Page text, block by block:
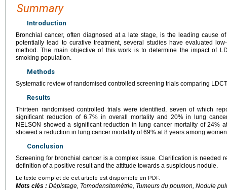
Summary
Introduction
Bronchial cancer, often diagnosed at a late stage, is the leading cause
potentially lead to curative treatment, several studies have evaluated
method. The main objective of this work is to determine the impact of
smoking population.
Methods
Systematic review of randomised controlled screening trials comparing
Results
Thirteen randomised controlled trials were identified, seven of which
significant reduction of 6.7% in overall mortality and 20% in lung
NELSON showed a significant reduction in lung cancer mortality of 24%
showed a reduction in lung cancer mortality of 69% at 8 years among
Conclusion
Screening for bronchial cancer is a complex issue. Clarification is needed
definition of a positive result and the attitude towards a suspicious nodule.
Le texte complet de cet article est disponible en PDF.
Mots clés : Dépistage, Tomodensitométrie, Tumeurs du poumon, Nodule